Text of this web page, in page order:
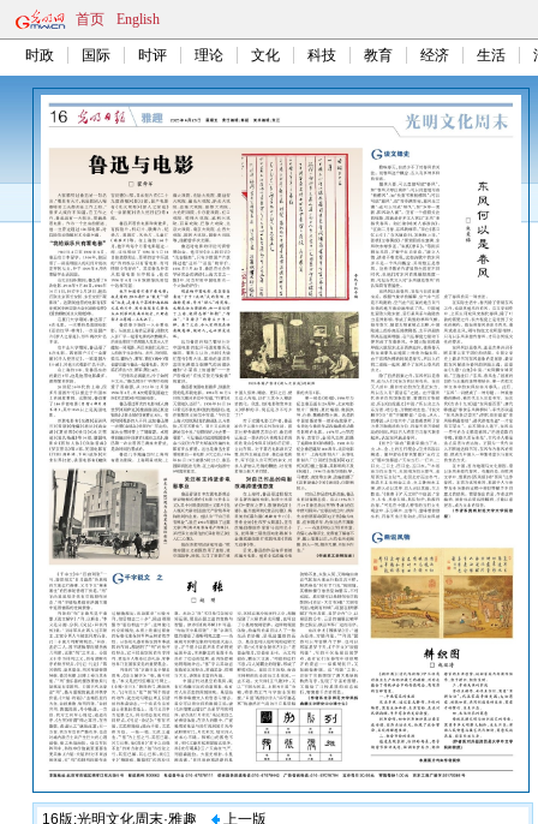
首页 English
时政 国际 时评 理论 文化 科技 教育 经济 生活
16版:光明文化周末·雅趣 上一版